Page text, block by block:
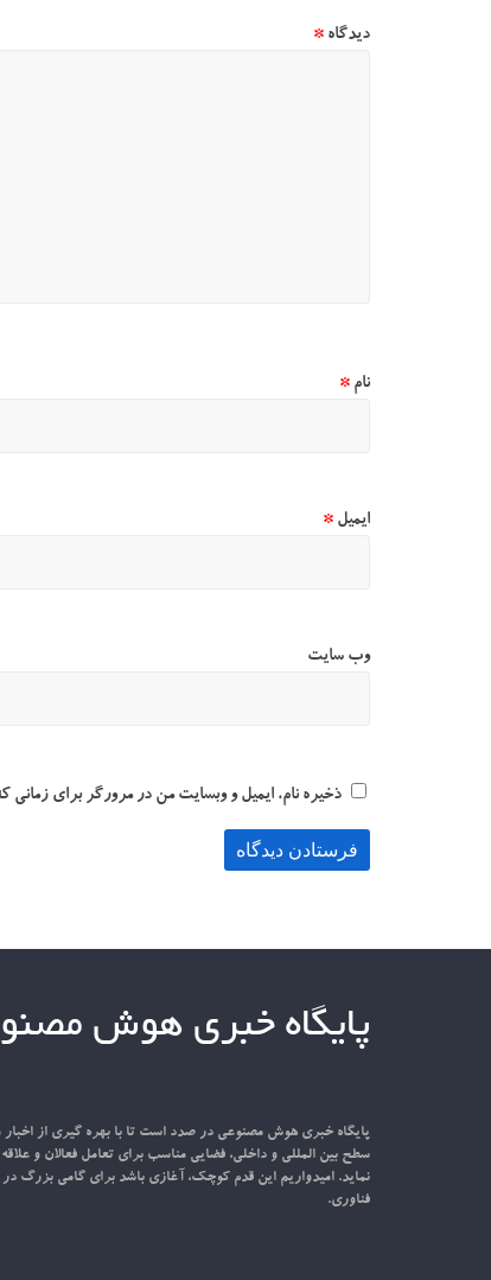
دیدگاه *
نام *
ایمیل *
وب‌ سایت
ذخیره نام، ایمیل و وبسایت من در مرورگر برای زمانی
پایگاه خبری هوش
پایگاه خبری هوش مصنوعی در صدد است تا با بهره گیری از
سطح بین المللی و داخلی، فضایی مناسب برای تعامل فعالان و
نماید. امیدواریم این قدم کوچک، آغازی باشد برای گامی بزرگ
فناوری.